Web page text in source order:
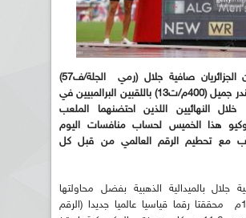
توج الرياضيان الجزائريان صافية جلال (رمي الجلة/ف57)
وعثماني إسكندر جميل (400م/ت13) باللقبين البرالمبيين في
النهائيين اللذين احتضنهما الملعب
هذا الخميس لحساب منافسات اليوم
مع تحطيم الرقم العالمي من قبل كل
جلال بالميدالية الذهبية بفضل محاولتها
الثانية بـ29ر11م محققتا رقما قياسيا عالميا جديدا (الرقم